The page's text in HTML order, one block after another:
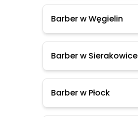
Barber w Węgielin
Barber w Sierakowice
Barber w Płock